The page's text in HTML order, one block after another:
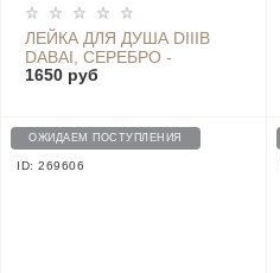
ЛЕЙКА ДЛЯ ДУША DIIIB
DABAI, СЕРЕБРО -
DXHS004-1
1650 руб
ОЖИДАЕМ ПОСТУПЛЕНИЯ
ID: 269606